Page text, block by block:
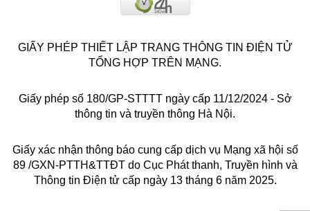
GIẤY PHÉP THIẾT LẬP TRANG THÔNG TIN ĐIỆN TỬ
TỔNG HỢP TRÊN MẠNG.
Giấy phép số 180/GP-STTTT ngày cấp 11/12/2024 - Sở
thông tin và truyền thông Hà Nội.
Giấy xác nhận thông báo cung cấp dịch vụ Mạng xã hội số
89 /GXN-PTTH&TTĐT do Cục Phát thanh, Truyền hình và
Thông tin Điện tử cấp ngày 13 tháng 6 năm 2025.